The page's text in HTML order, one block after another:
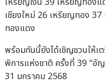
เชียงใหม่ 26 เหรียญทอง
ทองแดง
พร้อมกันนี้ยังได้เชิญชวนให้เ
พิการแห่งชาติ ครั้งที่ 39 "อั
31 มกราคม 2568